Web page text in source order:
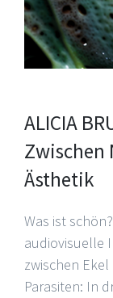
ALICIA
Zwischen
Ästhetik
Was ist
audiovisuelle
zwischen
Parasiten: In